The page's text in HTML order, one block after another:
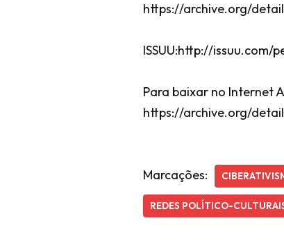
https://archive.org/
ISSUU:http://
Para baixar no Internet
https://archive.org/
Marcações:
REDES POLÍTICO-